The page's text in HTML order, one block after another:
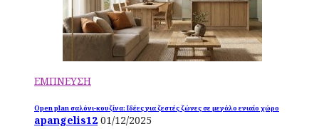
ΕΜΠΝΕΥΣΗ
Open plan σαλόνι-κουζίνα: Ιδέες για ζεστές ζώνες σε μεγάλο ενιαίο χώρο
apangelis12 01/12/2025